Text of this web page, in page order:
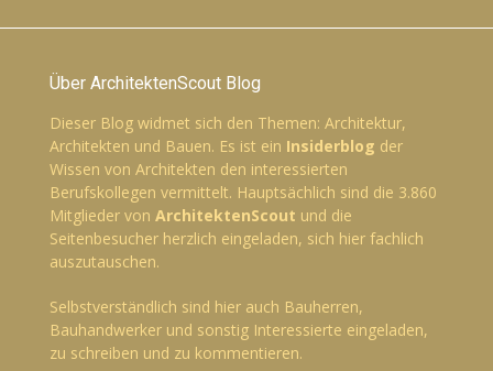
Über ArchitektenScout Blog
Dieser Blog widmet sich den Themen: Architektur,
Architekten und Bauen. Es ist ein Insiderblog der
Wissen von Architekten den interessierten
Berufskollegen vermittelt. Hauptsächlich sind die 3.860
Mitglieder von ArchitektenScout und die
Seitenbesucher herzlich eingeladen, sich hier fachlich
auszutauschen.
Selbstverständlich sind hier auch Bauherren,
Bauhandwerker und sonstig Interessierte eingeladen,
zu schreiben und zu kommentieren.